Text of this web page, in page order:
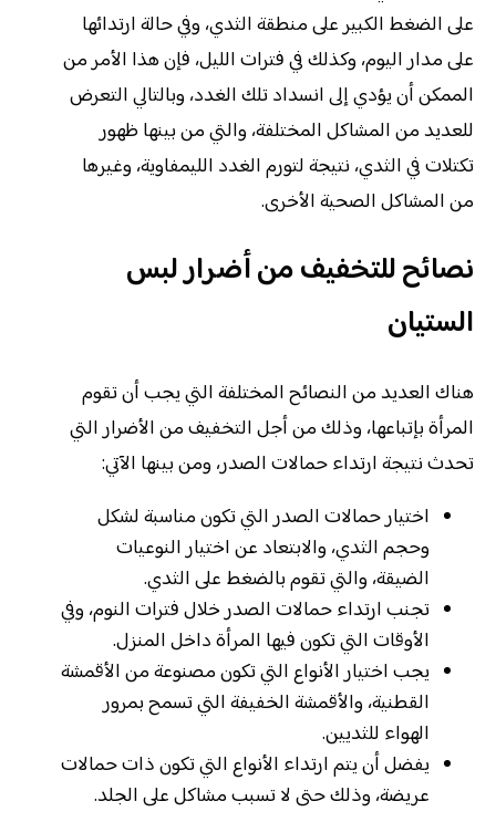
على الضغط الكبير على منطقة الثدي، وفي حالة ارتدائها
على مدار اليوم، وكذلك في فترات الليل، فإن هذا الأمر من
الممكن أن يؤدي إلى انسداد تلك الغدد، وبالتالي التعرض
للعديد من المشاكل المختلفة، والتي من بينها ظهور
تكتلات في الثدي، نتيجة لتورم الغدد الليمفاوية، وغيرها
من المشاكل الصحية الأخرى.
نصائح للتخفيف من أضرار لبس
الستيان
هناك العديد من النصائح المختلفة التي يجب أن تقوم
المرأة بإتباعها، وذلك من أجل التخفيف من الأضرار التي
تحدث نتيجة ارتداء حمالات الصدر، ومن بينها الآتي:
اختيار حمالات الصدر التي تكون مناسبة لشكل
وحجم الثدي، والابتعاد عن اختيار النوعيات
الضيقة، والتي تقوم بالضغط على الثدي.
تجنب ارتداء حمالات الصدر خلال فترات النوم، وفي
الأوقات التي تكون فيها المرأة داخل المنزل.
يجب اختيار الأنواع التي تكون مصنوعة من الأقمشة
القطنية، والأقمشة الخفيفة التي تسمح بمرور
الهواء للثديين.
يفضل أن يتم ارتداء الأنواع التي تكون ذات حمالات
عريضة، وذلك حتى لا تسبب مشاكل على الجلد.